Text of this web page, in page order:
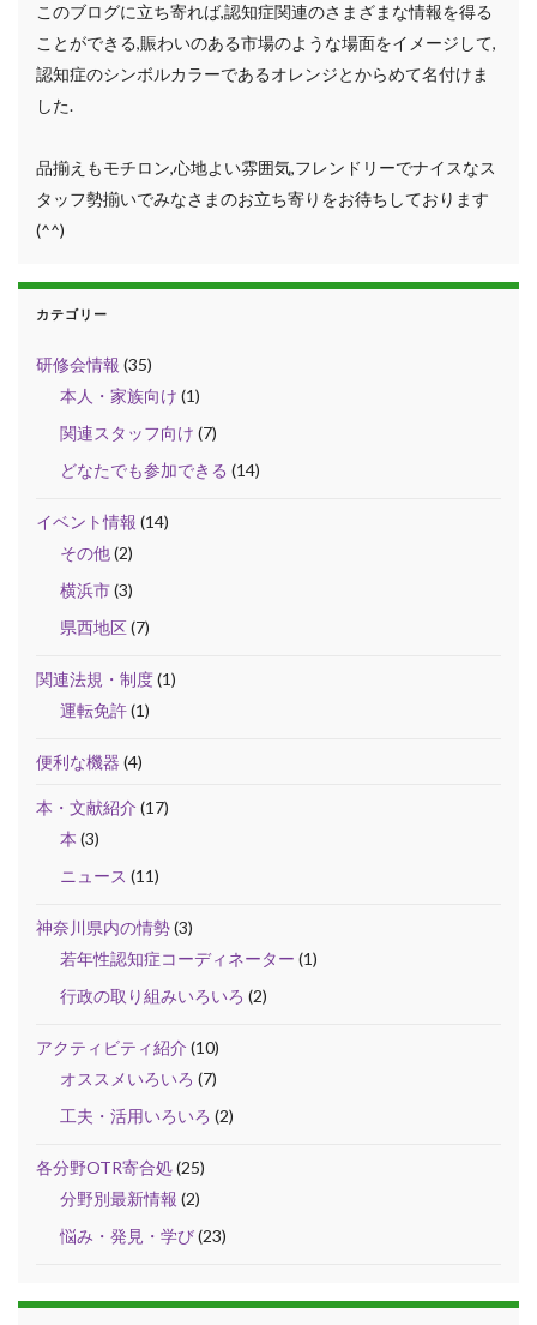
このブログに立ち寄れば,認知症関連のさまざまな情報を得る
ことができる,賑わいのある市場のような場面をイメージして,
認知症のシンボルカラーであるオレンジとからめて名付けま
した.
品揃えもモチロン,心地よい雰囲気,フレンドリーでナイスなス
タッフ勢揃いでみなさまのお立ち寄りをお待ちしております
(^^)
カテゴリー
研修会情報 (35)
本人・家族向け (1)
関連スタッフ向け (7)
どなたでも参加できる (14)
イベント情報 (14)
その他(2)
横浜市(3)
県西地区(7)
関連法規・制度(1)
運転免許(1)
便利な機器 (4)
本・文献紹介 (17)
本 (3)
ニュース (11)
神奈川県内の情勢(3)
若年性認知症コーディネーター (1)
行政の取り組みいろいろ (2)
アクティビティ紹介 (10)
オススメいろいろ (7)
工夫・活用いろいろ (2)
各分野OTR寄合処(25)
分野別最新情報 (2)
悩み・発見・学び(23)